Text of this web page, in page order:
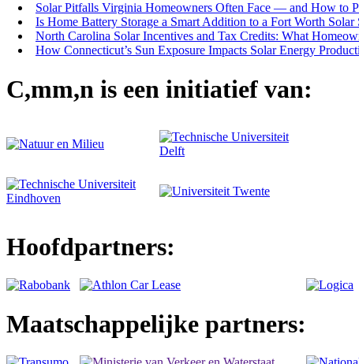
Solar Pitfalls Virginia Homeowners Often Face — and How to
Is Home Battery Storage a Smart Addition to a Fort Worth Solar
North Carolina Solar Incentives and Tax Credits: What
How Connecticut’s Sun Exposure Impacts Solar Energy
C,mm,n is een initiatief van:
Hoofdpartners:
Maatschappelijke partners: